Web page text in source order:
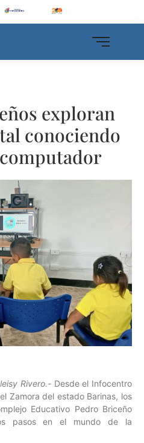
exploran
conociendo
Rivero.-Desde el Infocentro
Zamora del estado Barinas, los
Educativo Pedro Briceño
pasos en el mundo de la